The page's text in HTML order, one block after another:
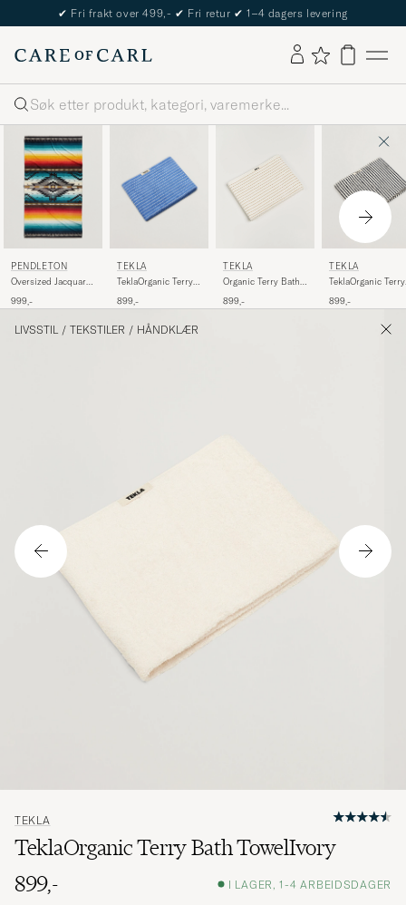
✔ Fri frakt over 499,- ✔ Fri retur ✔ 1–4 dagers levering
Søk
PENDLETON
Oversized Jacquard
Sunset
999,-
TEKLA
TeklaOrganic Terry
Blue Stripes
899,-
TEKLA
Organic Terry Bath
Stripes
899,-
TEKLA
TeklaOrganic Terry
Stripes
899,-
LIVSSTIL / TEKSTILER / HÅNDKLÆR
TEKLA
TeklaOrganic Terry Bath TowelIvory
899,-
I LAGER, 1-4 ARBEIDSDAGER